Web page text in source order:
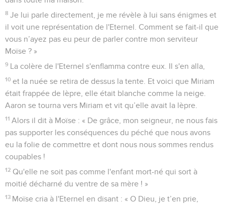
8 Je lui parle directement, je me révèle à lui sans énigmes et
il voit une représentation de l'Eternel. Comment se fait-il que
vous n’ayez pas eu peur de parler contre mon serviteur
Moïse ? »
9 La colère de l'Eternel s'enflamma contre eux. Il s'en alla,
10 et la nuée se retira de dessus la tente. Et voici que Miriam
était frappée de lèpre, elle était blanche comme la neige.
Aaron se tourna vers Miriam et vit qu’elle avait la lèpre.
11 Alors il dit à Moïse : « De grâce, mon seigneur, ne nous fais
pas supporter les conséquences du péché que nous avons
eu la folie de commettre et dont nous nous sommes rendus
coupables !
12 Qu'elle ne soit pas comme l'enfant mort-né qui sort à
moitié décharné du ventre de sa mère ! »
13 Moïse cria à l'Eternel en disant : « O Dieu, je t’en prie,